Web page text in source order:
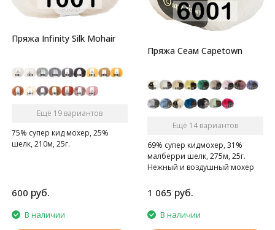
Пряжа Infinity Silk Mohair
Ещё 19 вариантов
75% супер кид мохер, 25%
шелк, 210м, 25г.
600 руб.
В наличии
Пряжа Сеам Capetown
Ещё 14 вариантов
69% супер кидмохер, 31%
малберри шелк, 275м, 25г.
Нежный и воздушный мохер
1 065 руб.
В наличии